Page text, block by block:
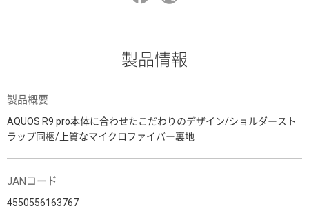
製品情報
製品概要
AQUOS R9 pro本体に合わせたこだわりのデザイン/ショルダースト
ラップ同梱/上質なマイクロファイバー裏地
JANコード
4550556163767